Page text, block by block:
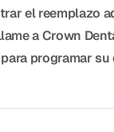
el reemplazo
a Crown
programar